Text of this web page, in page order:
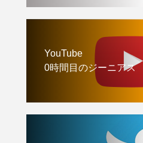
YouTube
0時間目のジーニアス